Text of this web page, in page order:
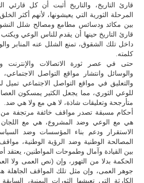
قارئ التاريخ، والتاريخ أثبت أن كل قارئي
المرحلة الثورية التي يعيشونها، لأنهم أكثر
بين مكائد ودسائس مطامع ومصالح شلل
قارئ التاريخ حينها أن يقدم للناس الوعي
داخل تلك الشقوق، تمنع الشلل عنه المنابر
كلمته.
حتى في عصر ثورة الاتصالات والإنترنت
والوسائل وانتشار مواقع التواصل
والتعليق في مواقع التواصل الاجتماعي
للوعي الثوري، مما يجعل الكثير يمسكون
متأرجحة وتعليقات شاذة، لا هي مع ولا هي ضد.
أحكام مسبقة تصدر مواقف خائفة مرتجفة من
هي مع الوعي وضد المشروع، هي مع
الاستقرار ودعم بناء المؤسسات وضد
المصالحة الوطنية وضد الرؤية الوطنية،
بين القيادة وآمال وطموحات المواطنين، يعتقد
الحكمة بدلا من التهور، وإن (نص العمى ولا
جوهر العمى، وإن مثل تلك المواقف
الكارثة التي تعيشها الثورات اليمنية، السابقة